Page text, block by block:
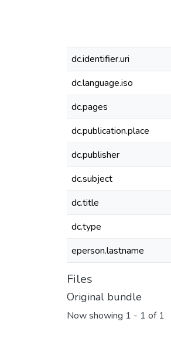
dc.identifier.uri
dc.language.iso
dc.pages
dc.publication.place
dc.publisher
dc.subject
dc.title
dc.type
eperson.lastname
Files
Original bundle
Now showing 1 - 1 of 1